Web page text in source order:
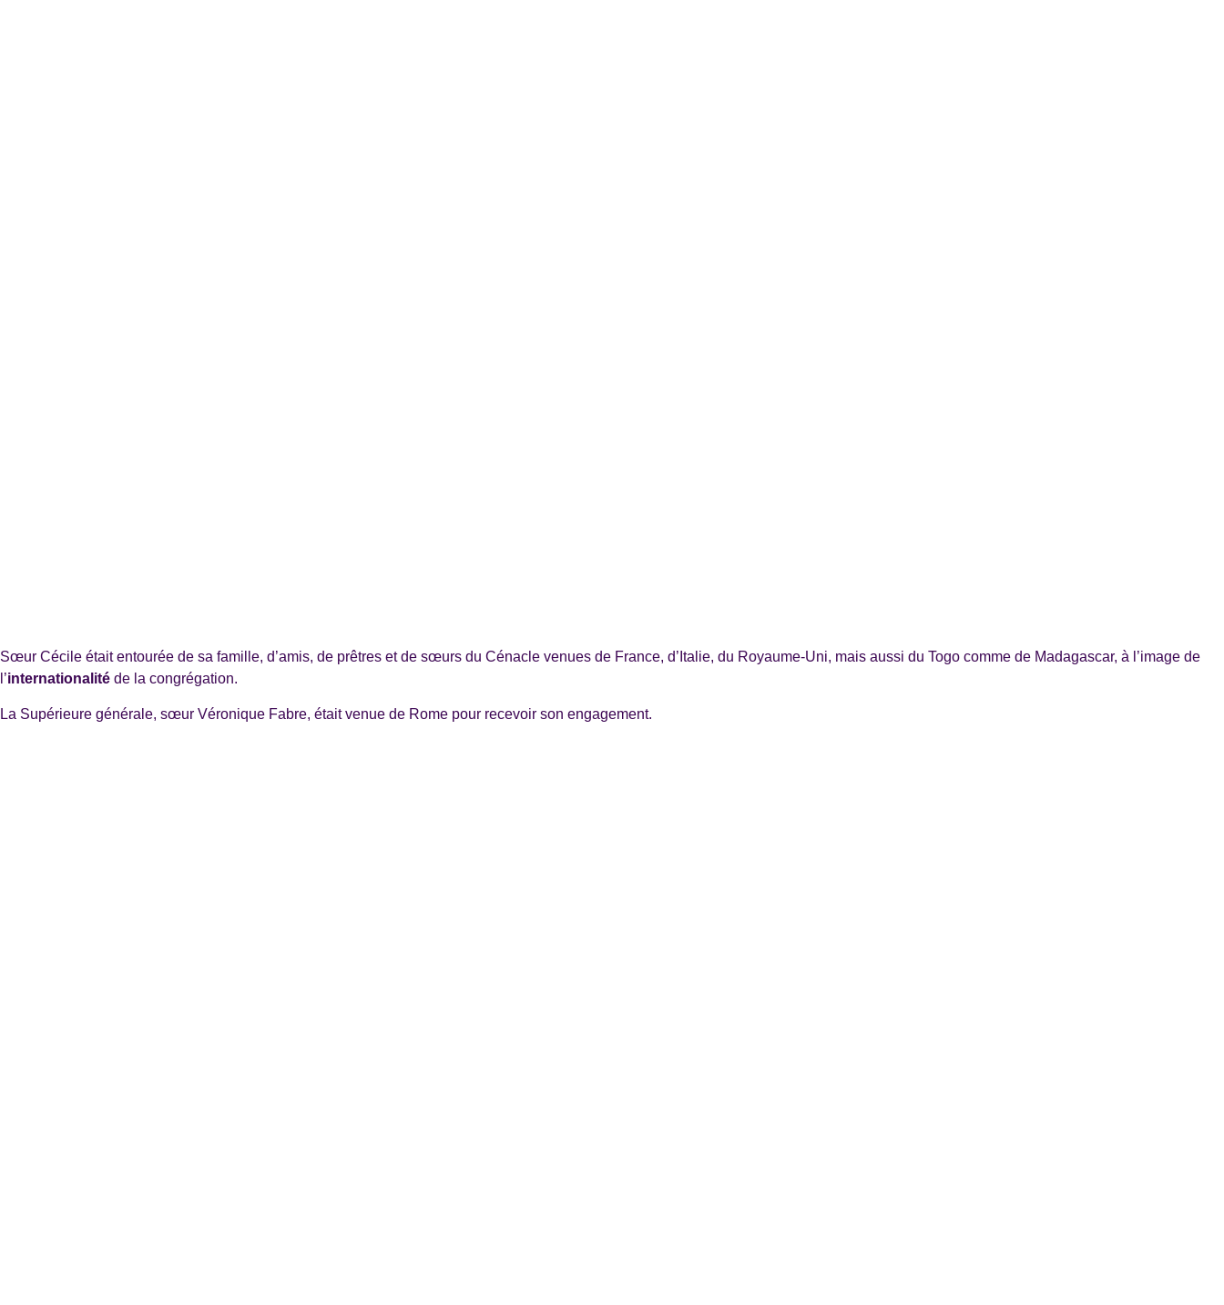
Sœur Cécile était entourée de sa famille, d’amis, de prêtres et de sœurs du Cénacle venues de France, d’Italie, du Royaume-Uni, mais aussi du Togo comme de Madagascar, à l’image de
l’internationalité de la congrégation.
La Supérieure générale, sœur Véronique Fabre, était venue de Rome pour recevoir son engagement.